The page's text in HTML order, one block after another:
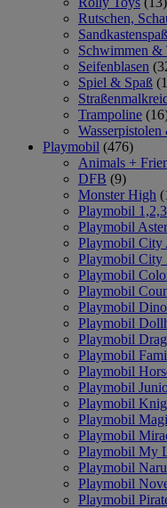
Rutschen,
Sandkastenspaß
Schwimmen &
Seifenblasen
Spiel & Spaß
Trampoline
Wasserpistolen
Playmobil (476)
Animals +
DFB (9)
Monster High
Playmobil 1,2,3
Playmobil
Playmobil City
Playmobil City
Playmobil
Playmobil
Playmobil
Playmobil
Playmobil
Playmobil
Playmobil
Playmobil
Playmobil
Playmobil
Playmobil
Playmobil My
Playmobil
Playmobil
Playmobil